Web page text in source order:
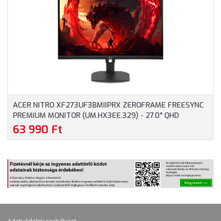
FREESYNC, 100HZ, 4MS,
250NIT, DISPLAYPORT,
HDMI, VGA, 3 ÉV
ADAPTIVE SYNC, 16:9,
100HZ, 4MS, 250NITS,
HDMI, USB-C, 2 ÉV
GARANCIA, FEKETE
SZÍNBEN
ACER NITRO XF273UF3BMIIPRX ZEROFRAME FREESYNC
PREMIUM MONITOR (UM.HX3EE.329) - 27.0" QHD
(2560X1440), IPS, 16:9, 320HZ, FREESYNC, 0.5MS,
250NITS, HDMI, DISPLAYPORT, 2 ÉV GARANCIA, FEKETE
63 990 Ft